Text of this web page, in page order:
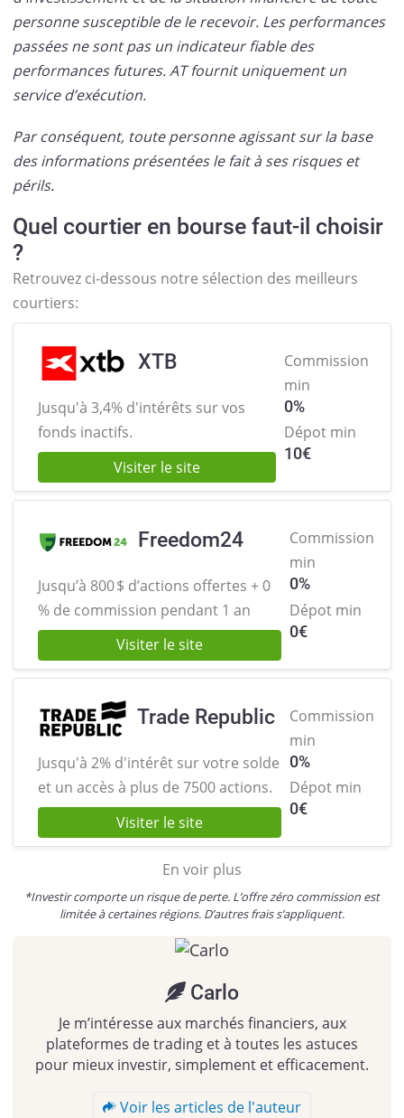
personne susceptible de le recevoir. Les performances
passées ne sont pas un indicateur fiable des
performances futures. AT fournit uniquement un
service d’exécution.
Par conséquent, toute personne agissant sur la base
des informations présentées le fait à ses risques et
périls.
Quel courtier en bourse faut-il choisir
?
Retrouvez ci-dessous notre sélection des meilleurs
courtiers:
XTB
Jusqu'à 3,4% d'intérêts survos
fonds inactifs.
Visiter le site
Commission
min
0%
Dépot min
10€
Freedom24
Jusqu’à 800 $ d’actions offertes +0
% de commission pendant 1 an
Visiter le site
Commission
min
0%
Dépot min
0€
Trade Republic
Jusqu'à 2% d'intérêt sur votre solde
et un accès à plus de 7500 actions.
Visiter le site
Commission
min
0%
Dépot min
0€
En voir plus
*Investir comporte un risque de perte. L’offre zéro commission est
limitée à certaines régions. D’autres frais s’appliquent.
Carlo
Je m’intéresse aux marchés financiers, aux
plateformes de trading et à toutes les astuces
pour mieux investir, simplement et efficacement.
Voir les articles de l'auteur